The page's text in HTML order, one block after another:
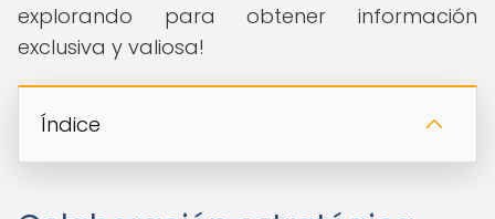
explorando para obtener información
exclusiva y valiosa!
Índice